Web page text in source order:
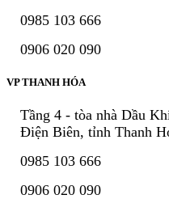
0985 103 666
0906 020 090
VP THANH HÓA
Tầng 4 - tòa nhà Dầu
Điện Biên, tỉnh Thanh
0985 103 666
0906 020 090